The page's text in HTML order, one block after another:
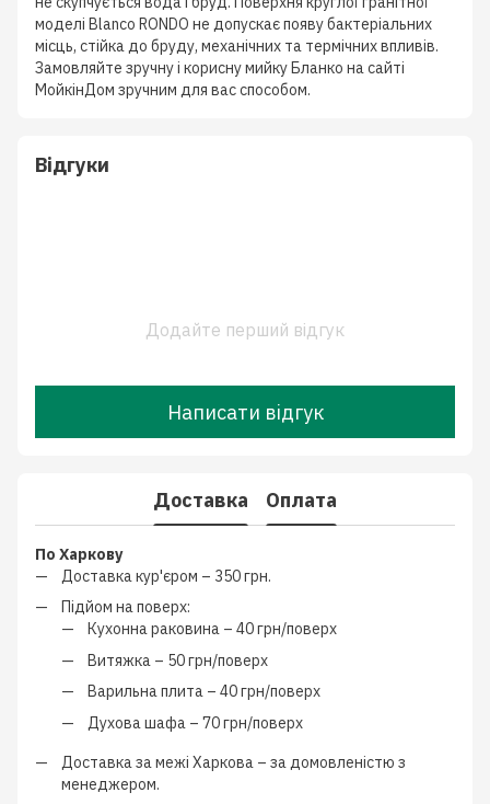
моделі Blanco RONDO не допускає появу бактеріальних
місць, стійка до бруду, механічних та термічних впливів.
Замовляйте зручну і корисну мийку Бланко на сайті
МойкінДом зручним для вас способом.
Відгуки
Додайте перший відгук
Написати відгук
Доставка Оплата
По Харкову
Доставка кур'єром – 350 грн.
Підйом на поверх:
Кухонна раковина – 40 грн/поверх
Витяжка – 50 грн/поверх
Варильна плита – 40 грн/поверх
Духова шафа – 70 грн/поверх
Доставка за межі Харкова – за домовленістю з
менеджером.